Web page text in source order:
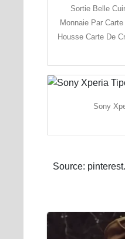
Sortie Belle
Monnaie Par
Housse Carte De
Sony
Source: